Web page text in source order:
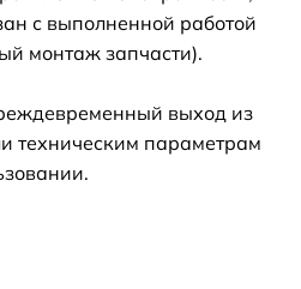
с выполненной работой
монтаж запчасти).
выход из
техническим параметрам